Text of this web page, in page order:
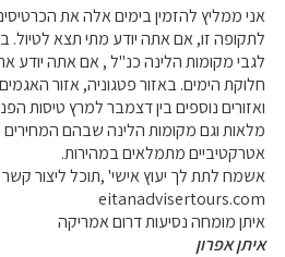
אני ממליץ להזמין בימים אלה את
לתקופה זו, אם אתה יודע מתי תצא לטיול.
לגבי מקומות הלינה כנ"ל , אם אתה יודע
חלוקת הימים. באזור פטגוניה, אזור האגמים
ואזורים נוספים בין דצמבר למרץ טיסות
מלאות וגם מקומות הלינה שבהם המחירים
אטרקטיביים מתמלאים במהירות.
אשמח לתת לך יעוץ אישי' ,תוכל ליצור
eitanadvisertours.com
איתן מומחה נסיעות דרום אמריקה
איתן אפרון